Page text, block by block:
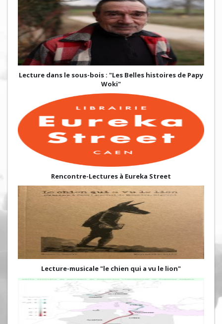
Lecture dans le sous-bois : "Les Belles histoires de Papy
Woki"
Rencontre-Lectures à Eureka Street
Lecture-musicale "le chien qui a vu le lion"